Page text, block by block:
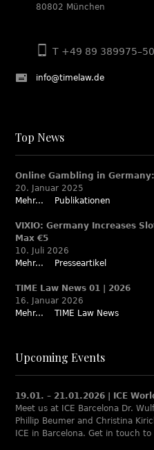
80802 München
T +49 89 389975–50
info@timelaw.de
Top News
Online Gambling in
20. Januar 2025
Mehr...
Publikationen
VIXIO: Germany Increases
Max €5
10. Juli 2026
Mehr...
Presseartikel
TIME Law News 01 | 2026
16. Januar 2026
Mehr...
TIME Law News
Upcoming Events
19.01. – 21.01.2026 | ICE
Meet us at ICE Barcelona Dr.
Phillip Beumer and Christina
ICE in Barcelona. Get in touch